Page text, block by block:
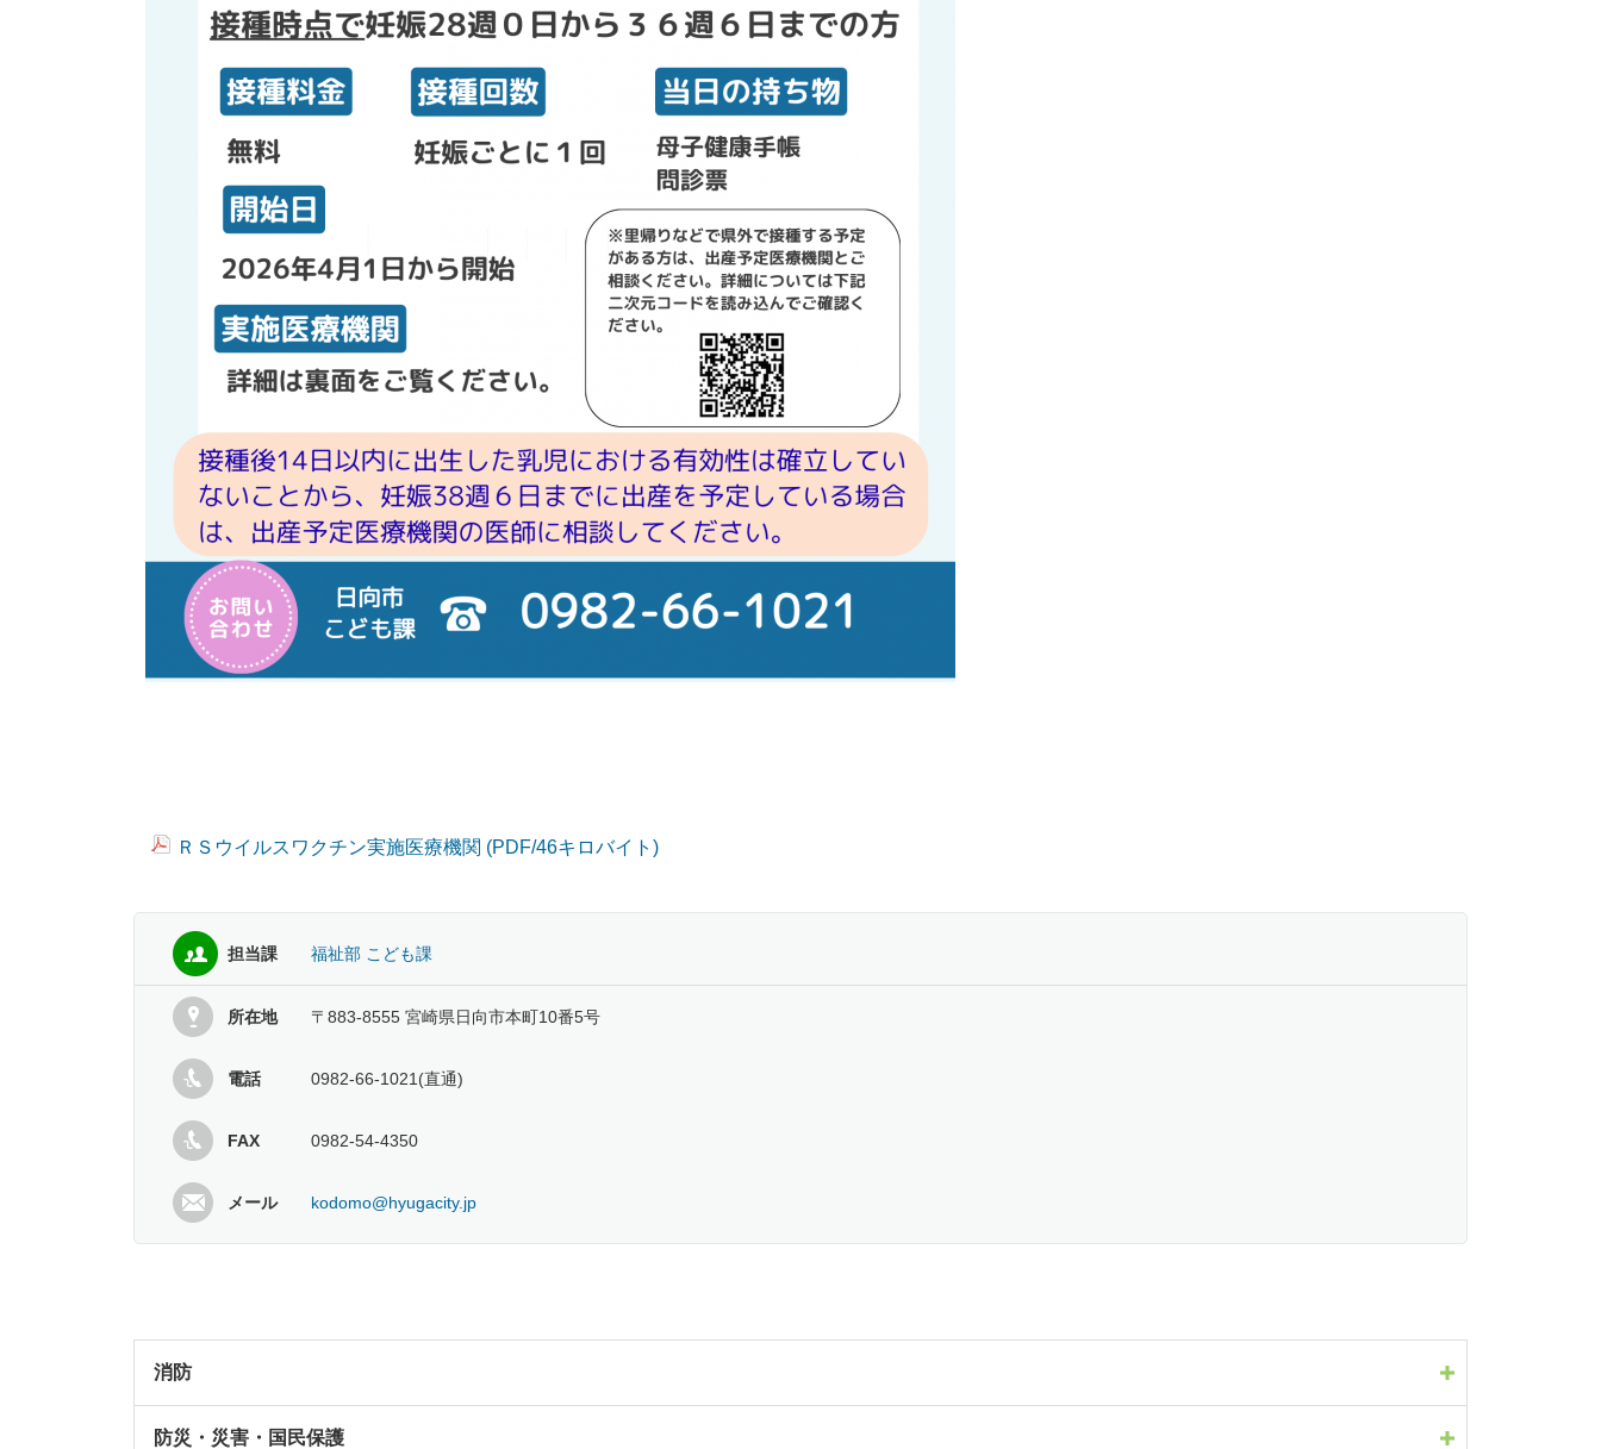
ＲＳウイルスワクチン実施医療機関 (PDF/46キロバイト)
担当課 福祉部 こども課
所在地 〒883-8555 宮崎県日向市本町10番5号
電話 0982-66-1021(直通)
FAX 0982-54-4350
メール kodomo@hyugacity.jp
消防
防災・災害・国民保護